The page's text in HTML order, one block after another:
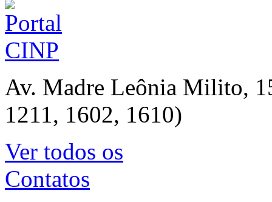
Av. Madre Leônia Milito,
1211, 1602, 1610)
Ver todos os
Contatos